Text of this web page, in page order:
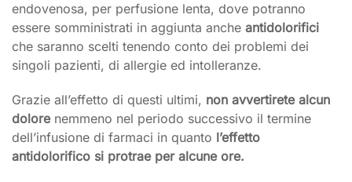
endovenosa, per perfusione lenta, dove potranno
essere somministrati in aggiunta anche antidolorifici
che saranno scelti tenendo conto dei problemi dei
singoli pazienti, di allergie ed intolleranze.
Grazie all’effetto di questi ultimi, non avvertirete alcun
dolorenemmeno nel periodo successivo il termine
dell’infusione di farmaci in quanto l’effetto
antidolorifico si protrae per alcune ore.